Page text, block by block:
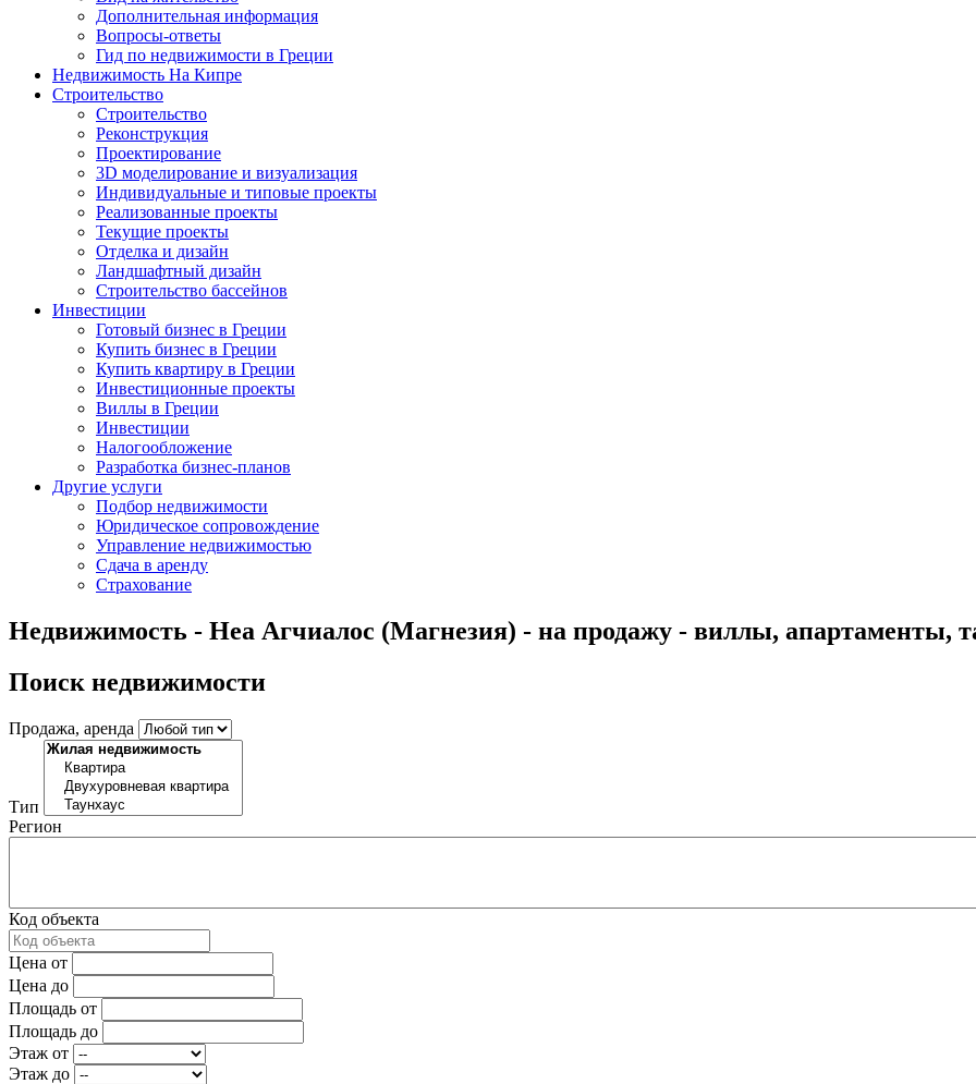
Дополнительная информация
Вопросы-ответы
Гид по недвижимости в Греции
Недвижимость На Кипре
Строительство
Строительство
Реконструкция
Проектирование
3D моделирование и визуализация
Индивидуальные и типовые проекты
Реализованные проекты
Текущие проекты
Отделка и дизайн
Ландшафтный дизайн
Строительство бассейнов
Инвестиции
Готовый бизнес в Греции
Купить бизнес в Греции
Купить квартиру в Греции
Инвестиционные проекты
Виллы в Греции
Инвестиции
Налогообложение
Разработка бизнес-планов
Другие услуги
Подбор недвижимости
Юридическое сопровождение
Управление недвижимостью
Сдача в аренду
Страхование
Недвижимость - Неа Агчиалос (Магнезия) - на продажу - виллы, апартаменты,
Поиск недвижимости
Продажа, аренда
Тип
Регион
Код объекта
Цена от
Цена до
Площадь от
Площадь до
Этаж от
Этаж до